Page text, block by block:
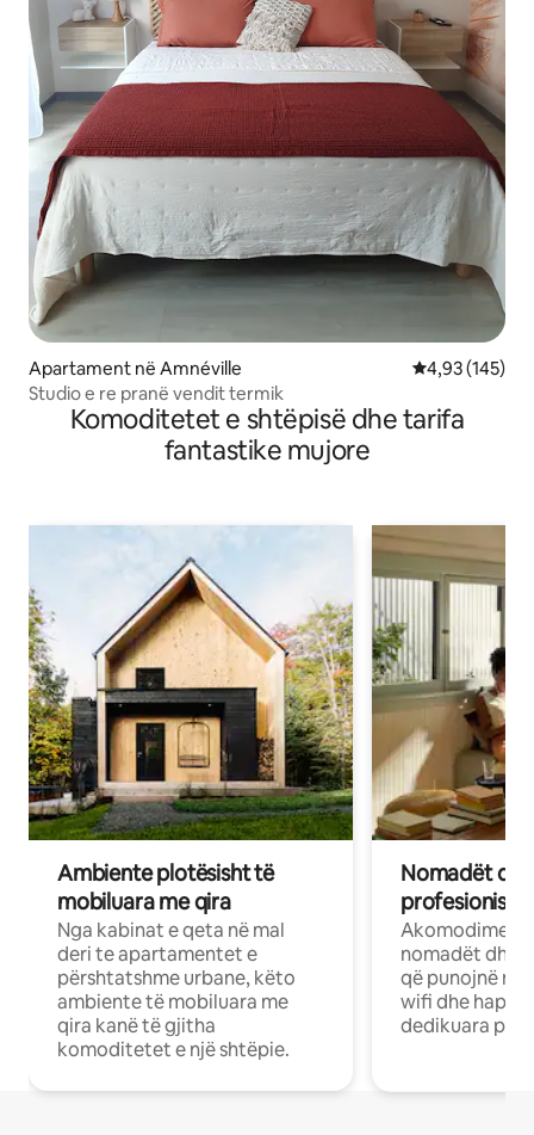
Apartament në Amnéville Vlerësimi
4,93 (145)
Studio e re pranë vendit termik
Komoditetet e shtëpisë dhe tarifa
fantastike mujore
Ambiente plotësisht të
mobiluara me qira
Nga kabinat e qeta në mal
deri te apartamentet e
përshtatshme urbane, këto
ambiente të mobiluara me
qira kanë të gjitha
komoditetet e një shtëpie.
Nomadët
Akomodime
nomadët dhe
që punojnë në
wifi dhe
dedikuara